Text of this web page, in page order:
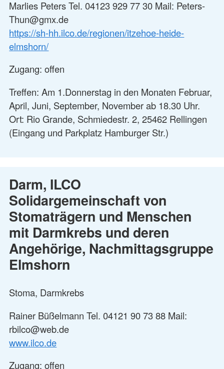
Marlies Peters Tel. 04123 929 77 30 Mail: Peters-
Thun@gmx.de
https://sh-hh.ilco.de/regionen/itzehoe-heide-
elmshorn/
Zugang: offen
Treffen: Am 1.Donnerstag in den Monaten Februar,
April, Juni, September, November ab 18.30 Uhr.
Ort: Rio Grande, Schmiedestr. 2, 25462 Rellingen
(Eingang und Parkplatz Hamburger Str.)
Darm, ILCO
Solidargemeinschaft von
Stomaträgern und Menschen
mit Darmkrebs und deren
Angehörige, Nachmittagsgruppe
Elmshorn
Stoma, Darmkrebs
Rainer Büßelmann Tel. 04121 90 73 88 Mail:
rbilco@web.de
www.ilco.de
Zugang: offen